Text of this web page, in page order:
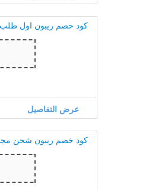
كود خصم ريبون اول طلب 2026 خصم 10% للعملاء الجدد
عرض التفاصيل
كود خصم ريبون شحن مجاني